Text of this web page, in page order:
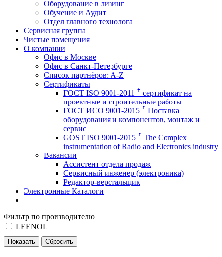
Оборудование в лизинг
Обучение и Аудит
Отдел главного технолога
Сервисная группа
Чистые помещения
О компании
Офис в Москве
Офис в Санкт-Петербурге
Список партнёров: A-Z
Сертификаты
ГОСТ ISO 9001-2011 ꜛ сертификат на
проектные и строительные работы
ГОСТ ИСО 9001-2015 ꜛ Поставка
оборудования и компонентов, монтаж и
сервис
GOST ISO 9001-2015 ꜛ The Complex
instrumentation of Radio and Electronics industry
Вакансии
Ассистент отдела продаж
Сервисный инженер (электроника)
Редактор-верстальщик
Электронные Каталоги
Фильтр по производителю
LEENOL